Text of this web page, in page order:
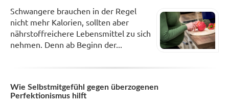
Schwangere brauchen in der Regel
nicht mehr Kalorien, sollten aber
nährstoffreichere Lebensmittel zu sich
nehmen. Denn ab Beginn der...
Wie Selbstmitgefühl gegen überzogenen
Perfektionismus hilft